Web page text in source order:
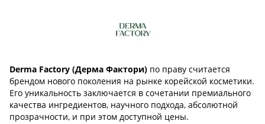
Derma Factory (Дерма Фактори) по праву считается
брендом нового поколения на рынке корейской косметики.
Его уникальность заключается в сочетании премиального
качества ингредиентов, научного подхода, абсолютной
прозрачности, и при этом доступной цены.